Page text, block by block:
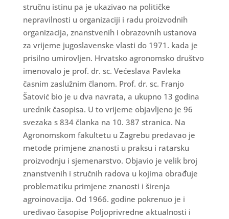
stručnu istinu pa je ukazivao na političke
nepravilnosti u organizaciji i radu proizvodnih
organizacija, znanstvenih i obrazovnih ustanova
za vrijeme jugoslavenske vlasti do 1971. kada je
prisilno umirovljen. Hrvatsko agronomsko društvo
imenovalo je prof. dr. sc. Većeslava Pavleka
časnim zaslužnim članom. Prof. dr. sc. Franjo
Šatović bio je u dva navrata, a ukupno 13 godina
urednik časopisa. U to vrijeme objavljeno je 96
svezaka s 834 članka na 10. 387 stranica. Na
Agronomskom fakultetu u Zagrebu predavao je
metode primjene znanosti u praksu i ratarsku
proizvodnju i sjemenarstvo. Objavio je velik broj
znanstvenih i stručnih radova u kojima obrađuje
problematiku primjene znanosti i širenja
agroinovacija. Od 1966. godine pokrenuo je i
uređivao časopise Poljoprivredne aktualnosti i